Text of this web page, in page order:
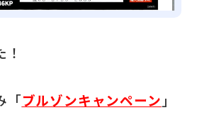
「ブルゾンキャンペーン 」